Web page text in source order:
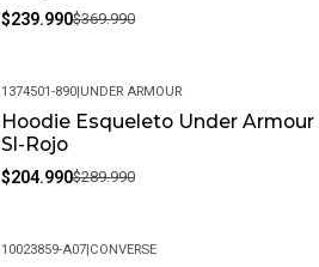
$239.990$369.990
-29%
1374501-890|UNDER ARMOUR
Hoodie Esqueleto Under Armour
Sl-Rojo
$204.990$289.990
10023859-A07|CONVERSE